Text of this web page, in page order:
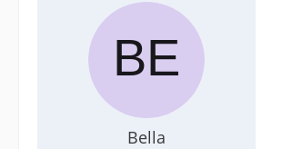
Bella